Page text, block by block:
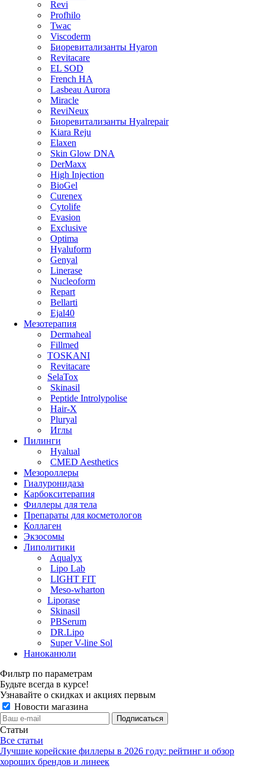
Revi
Profhilo
Twac
Viscoderm
Биоревитализанты Hyaron
Revitacare
EL SOD
French HA
Lasbeau Aurora
Miracle
ReviNeux
Биоревитализанты Hyalrepair
Kiara Reju
Elaxen
Skin Glow DNA
DerMaxx
High Injection
BioGel
Curenex
Cytolife
Evasion
Exclusive
Optima
Hyaluform
Genyal
Linerase
Nucleoform
Repart
Bellarti
Ejal40
Мезотерапия
Dermaheal
Fillmed
TOSKANI
Revitacare
SelaTox
Skinasil
Peptide Introlypolise
Hair-X
Pluryal
Иглы
Пилинги
Hyalual
CMED Aesthetics
Мезороллеры
Гиалуронидаза
Карбокситерапия
Филлеры для тела
Препараты для косметологов
Коллаген
Экзосомы
Липолитики
Aqualyx
Lipo Lab
LIGHT FIT
Meso-wharton
Liporase
Skinasil
PBSerum
DR.Lipo
Super V-line Sol
Наноканюли
Фильтр по параметрам
Будьте всегда в курсе!
Узнавайте о скидках и акциях первым
Новости магазина
Статьи
Все статьи
Лучшие корейские филлеры в 2026 году: рейтинг и обзор
хороших брендов и линеек